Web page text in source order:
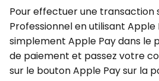
Pour effectuer une transaction
Professionnel en utilisant Apple
simplement Apple Pay dans le
de paiement et passez votre
sur le bouton Apple Pay sur la